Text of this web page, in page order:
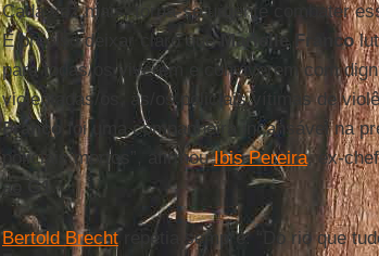
Cada vez mais, torna-se urgente combater
É preciso deixar claro queMarielle Franco
para todas/os viverem e conviverem com
violentadas/os, as/os policiais vítimas de
Franco
foi uma companheira incansável na
policiais mortos”, afirmouIbis Pereira, ex-
aoG1
Bertold Brechtrepetia sempre: “Do rio que